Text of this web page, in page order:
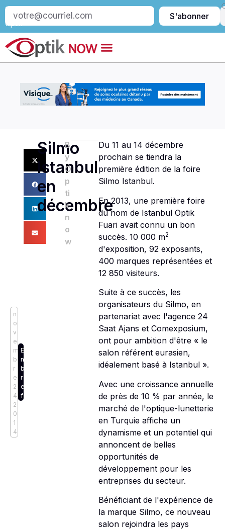
S’abonner
Optik
S'abonner
n
o
v
e
m
b
r
e
2
4,
2
0
1
4
E
n
b
r
e
f
Silmo
Istanbul
en
décembre
B
y
O
p
ti
k
n
o
w
Du 11 au 14 décembre
prochain se tiendra la
première édition de la foire
Silmo Istanbul.
En 2013, une première foire
du nom de Istanbul Optik
Fuari avait connu un bon
succès. 10 000 m2
d'exposition, 92 exposants,
400 marques représentées et
12 850 visiteurs.
Suite à ce succès, les
organisateurs du Silmo, en
partenariat avec l'agence 24
Saat Ajans et Comexposium,
ont pour ambition d'être « le
salon référent eurasien,
idéalement basé à Istanbul ».
Avec une croissance annuelle
de près de 10 % par année, le
marché de l'optique-lunetterie
en Turquie affiche un
dynamisme et un potentiel qui
annoncent de belles
opportunités de
développement pour les
entreprises du secteur.
Bénéficiant de l'expérience de
la marque Silmo, ce nouveau
salon rejoindra les pays